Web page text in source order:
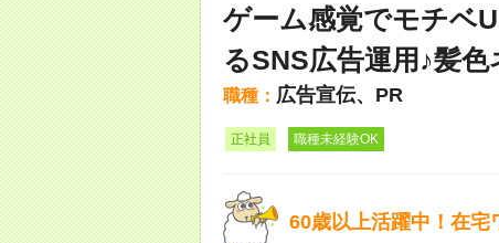
ゲーム感覚でモチベ
るSNS広告運用♪髪
職種： 広告宣伝、PR
正社員 職種未経験OK
60歳以上活躍中！在宅